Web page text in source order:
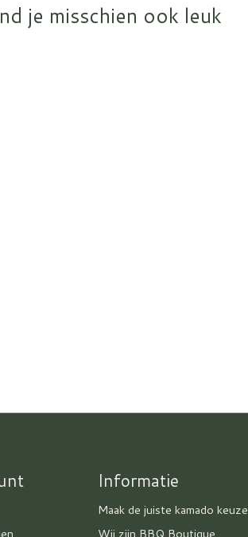
je misschien ook leuk
Informatie
Maak de juiste kamado keuze
Wij zijn BBQ Boutique